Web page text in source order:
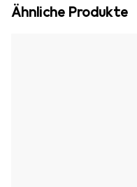
Ähnliche Produkte